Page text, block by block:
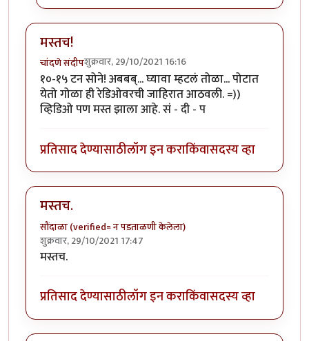
मस्तच!
चांदणे संदीपशुक्रवार, 29/10/2021 16:16
१०-१५ टन सोने! अबबब्... घ्यावा म्हटलं तोळा... पोटात
येतो गोळा ही रेडिओवरची जाहिरात आठवली. =))
व्हिडिओ पण मस्त झाला आहे. सं - दी - प
प्रतिसाद देण्यासाठीलॉग इन कराकिंवासदस्य व्हा
मस्तच.
सौंदाळा (verified= न पडताळणी केलेला)
शुक्रवार, 29/10/2021 17:47
मस्तच.
प्रतिसाद देण्यासाठीलॉग इन कराकिंवासदस्य व्हा